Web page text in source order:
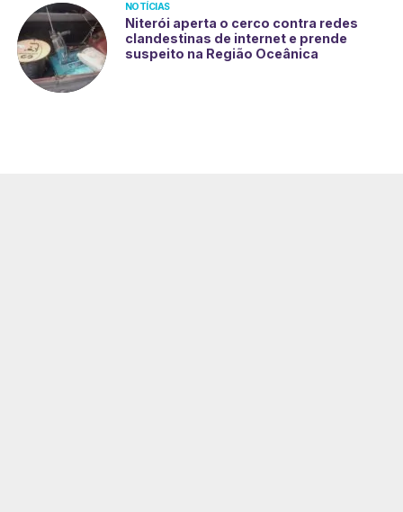
NOTÍCIAS
Niterói aperta o cerco contra redes
clandestinas de internet e prende
suspeito na Região Oceânica